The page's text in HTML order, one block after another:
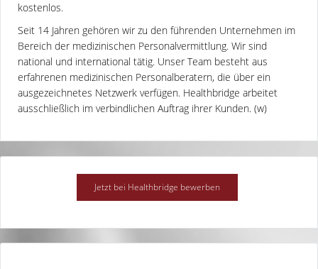
kostenlos.
Seit 14 Jahren gehören wir zu den führenden Unternehmen im
Bereich der medizinischen Personalvermittlung. Wir sind
national und international tätig. Unser Team besteht aus
erfahrenen medizinischen Personalberatern, die über ein
ausgezeichnetes Netzwerk verfügen. Healthbridge arbeitet
ausschließlich im verbindlichen Auftrag ihrer Kunden. (w)